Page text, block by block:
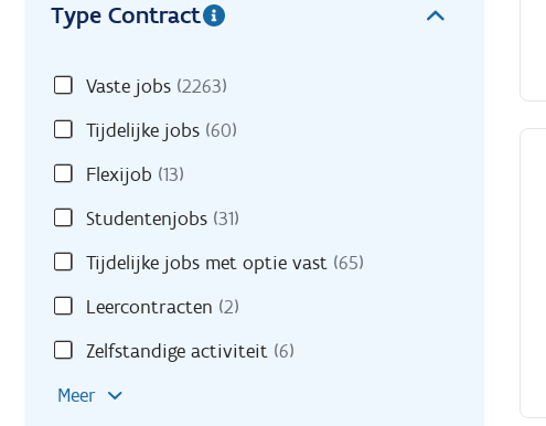
Type Contract
Vaste jobs (2263)
Tijdelijke jobs (60)
Flexijob (13)
Studentenjobs (31)
Tijdelijke jobs met optie vast (65)
Leercontracten (2)
Zelfstandige activiteit (6)
Meer